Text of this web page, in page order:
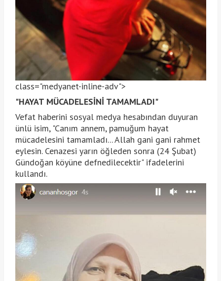
class="medyanet-inline-adv">
"HAYAT MÜCADELESİNİ TAMAMLADI"
Vefat haberini sosyal medya hesabından duyuran
ünlü isim, "Canım annem, pamuğum hayat
mücadelesini tamamladı... Allah gani gani rahmet
eylesin. Cenazesi yarın öğleden sonra (24 Şubat)
Gündoğan köyüne defnedilecektir" ifadelerini
kullandı.